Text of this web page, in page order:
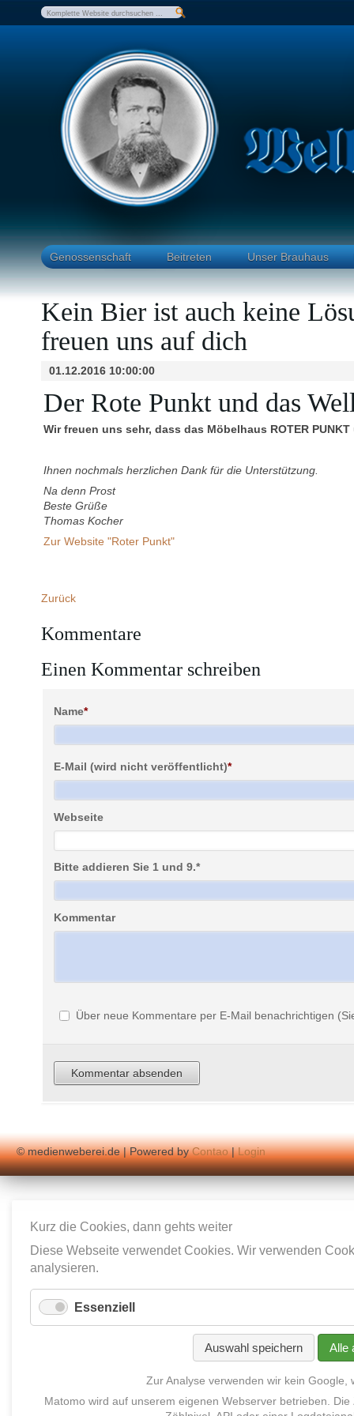
Genossenschaft Beitreten Unser Brauhaus
Kein Bier ist auch keine
freuen uns auf dich
01.12.2016 10:00:00
Der Rote Punkt und das
Wir freuen uns sehr, dass das Möbelhaus ROTER
Ihnen nochmals herzlichen Dank für die Unterstützung.
Na denn Prost
Beste Grüße
Thomas Kocher
Zur Website "Roter Punkt"
Zurück
Kommentare
Einen Kommentar schreiben
Name*
E-Mail (wird nicht veröffentlicht)*
Webseite
Bitte addieren Sie 1 und 9.*
Kommentar
Über neue Kommentare per E-Mail benachrichtigen
© medienweberei.de | Powered byContao|Login
Kurz die Cookies, dann gehts weiter
Diese Webseite verwendet Cookies. Wir verwenden
analysieren.
Essenziell
Auswahl speichern Alle
Zur Analyse verwenden wir kein Google,
Matomo wird auf unserem eigenen Webserver betrieben
Die